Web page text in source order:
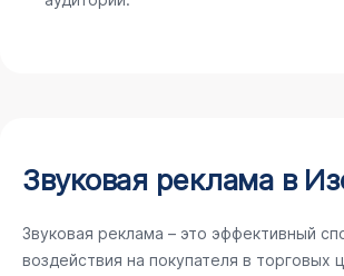
Звуковая реклама в
Звуковая реклама – это эффективный
воздействия на покупателя в торговых